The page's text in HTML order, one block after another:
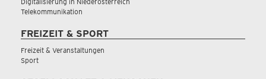
Telekommunikation
FREIZEIT & SPORT
Freizeit & Veranstaltungen
Sport